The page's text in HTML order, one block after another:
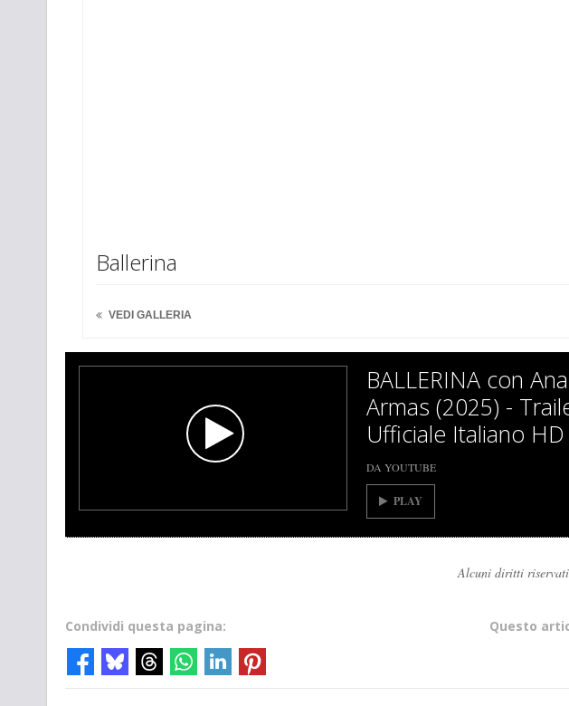
Ballerina
VEDI GALLERIA
BALLERINA con
Armas (2025) -
Ufficiale Italiano HD
DA YOUTUBE
PLAY
Alcuni diritti riservati
Questo
Condividi questa pagina: